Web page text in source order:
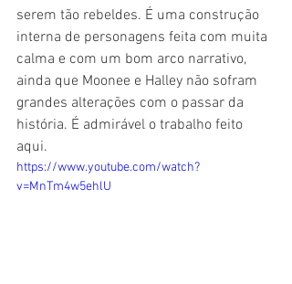
serem tão rebeldes. É uma construção
interna de personagens feita com muita
calma e com um bom arco narrativo,
ainda que Moonee e Halley não sofram
grandes alterações com o passar da
história. É admirável o trabalho feito
aqui.
https://www.youtube.com/watch?
v=MnTm4w5ehlU